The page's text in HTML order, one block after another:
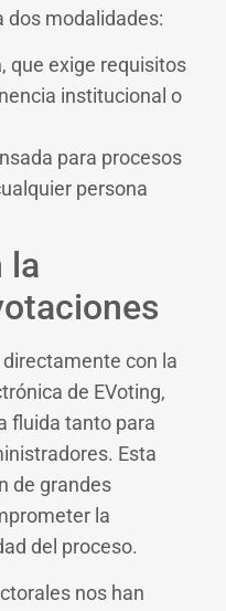
dos modalidades:
, que exige requisitos
institucional o
para procesos
persona
la
con la
de EVoting,
fluida tanto para
Esta
de grandes
la
del proceso.
nos han